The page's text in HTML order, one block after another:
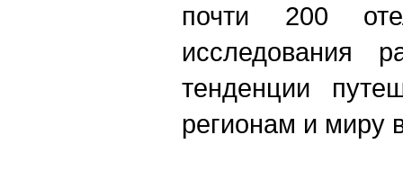
почти 200
исследования
тенденции
регионам и миру